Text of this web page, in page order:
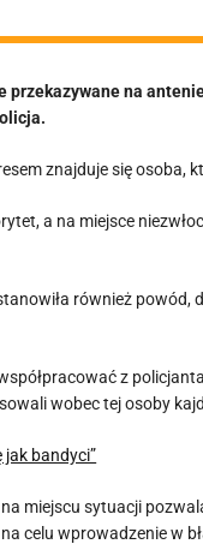
przekazywane na
znajduje się osoba,
a na miejsce
również powód,
z
wobec tej osoby
jak bandyci”
miejscu sytuacji
celu wprowadzenie w